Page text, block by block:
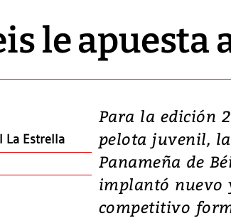
le
La Estrella
Para la edición
pelota juvenil,
Panameña de
implantó nuevo
competitivo
Video:
en
tierras